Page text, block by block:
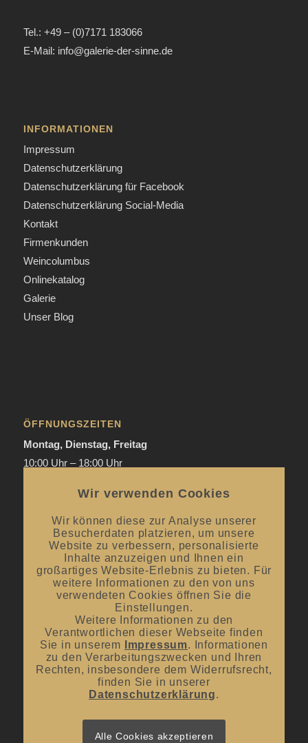
Tel.: +49 – (0)7171 183066
E-Mail: info@galerie-der-sinne.de
INFORMATIONEN
Impressum
Datenschutzerklärung
Datenschutzerklärung für Facebook
Datenschutzerklärung Social-Media
Kontakt
Firmenkunden
Weincolumbus
Onlinekatalog
Galerie
Unser Blog
ÖFFNUNGSZEITEN
Montag, Dienstag, Freitag
10:00 Uhr – 18:00 Uhr
Mai bis September:12:00 Uhr – 20:00 Uhr / ab 18.00 Uhr
offene Verkostungen
Oktober bis April:12.00 Uhr – 18.00 Uhr
Mittwoch und Samstag
von 10:00 Uhr – 14:00 Uhr
UNSER BLOG
#donnerstagsprickelts – Lust auf eine Geschmacksexplosion?
Wir verwenden Cookies
Wir können diese zur Analyse unserer
Besucherdaten platzieren, um unsere
Website zu verbessern, personalisierte
Inhalte anzuzeigen und Ihnen ein
großartiges Website-Erlebnis zu bieten. Für
weitere Informationen zu den von uns
verwendeten Cookies öffnen Sie die
Einstellungen.
Weitere Informationen zu den
Verantwortlichen dieser Webseite finden
Sie in unserem
Impressum. Informationen
zu den Verarbeitungszwecken und Ihren
Rechten, insbesondere dem Widerrufsrecht,
finden Sie in unserer
Datenschutzerklärung.
Alle Cookies akzeptieren